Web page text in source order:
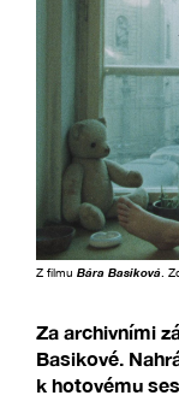
Z filmu Bára Basiková.
Za archivními
Basikové.
k hotovému